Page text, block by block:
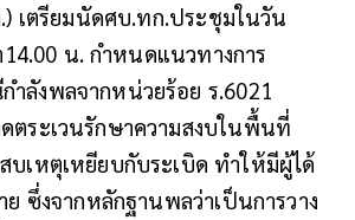
เตรียมนัดศบ.ทก.ประชุมในวัน
14.00 น. กำหนดแนวทางการ
ำลังพลจากหน่วยร้อย ร.6021
ตระเวนรักษาความสงบในพื้นที่
บเหตุเหยียบกับระเบิด ทำให้มีผู้ได้
ซึ่งจากหลักฐานพลว่าเป็นการวาง